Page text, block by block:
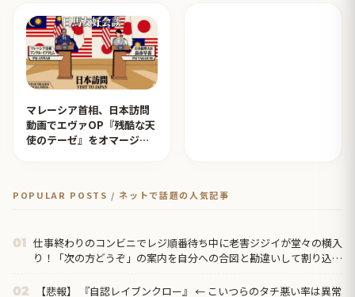
マレーシア首相、日本訪問
動画でエヴァOP『残酷な天
使のテーゼ』をオマージュ
POPULAR POSTS / ネットで話題の人気記事
01 仕事終わりのコンビニでレジ順番待ち中に老害ジジイが堂々の横入
り！「次の方どうぞ」の案内を自分への合図と勘違いして割り込む
02 【悲報】 『自認レイブンクロー』 ← こいつらのタチ悪い率は異常